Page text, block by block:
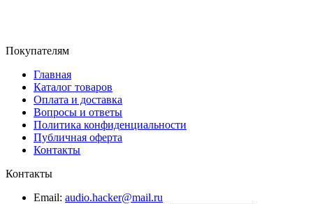
Покупателям
Главная
Каталог товаров
Оплата и доставка
Вопросы и ответы
Политика конфиденциальности
Публичная оферта
Контакты
Контакты
Email: audio.hacker@mail.ru